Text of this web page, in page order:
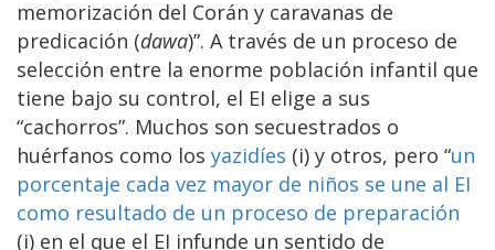
memorización del Corán y caravanas de
predicación (dawa)”. A través de un proceso de
selección entre la enorme población infantil que
tiene bajo su control, el EI elige a sus
“cachorros”. Muchos son secuestrados o
huérfanos como los yazidíes (i) y otros, pero “un
porcentaje cada vez mayor de niños se une al EI
como resultado de un proceso de preparación
(i) en el que el EI infunde un sentido de